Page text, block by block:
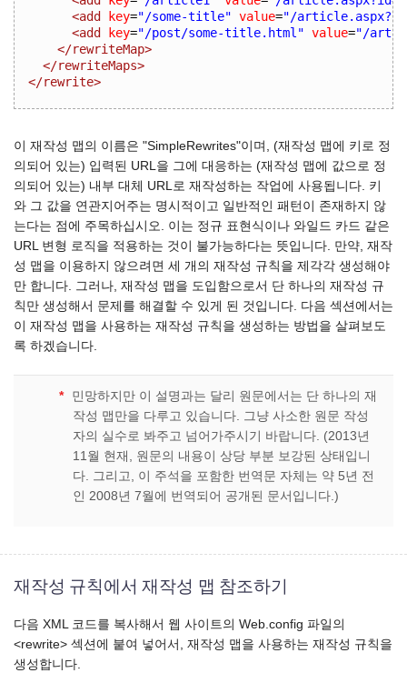
<add
key="/some-title" value="/
<add
key="/post/some-title.html" value="/
</rewriteMap>
</rewriteMaps>
</rewrite>
이 재작성 맵의 이름은 "SimpleRewrites"이며, (재작성 맵에 키로 정
의되어 있는) 입력된 URL을 그에 대응하는 (재작성 맵에 값으로 정
의되어 있는) 내부 대체 URL로 재작성하는 작업에 사용됩니다. 키
와 그 값을 연관지어주는 명시적이고 일반적인 패턴이 존재하지 않
는다는 점에 주목하십시오. 이는 정규 표현식이나 와일드 카드 같은
URL 변형 로직을 적용하는 것이 불가능하다는 뜻입니다. 만약, 재작
성 맵을 이용하지 않으려면 세 개의 재작성 규칙을 제각각 생성해야
만 합니다. 그러나, 재작성 맵을 도입함으로서 단 하나의 재작성 규
칙만 생성해서 문제를 해결할 수 있게 된 것입니다. 다음 섹션에서는
이 재작성 맵을 사용하는 재작성 규칙을 생성하는 방법을 살펴보도
록 하겠습니다.
*
민망하지만 이 설명과는 달리 원문에서는 단 하나의 재
작성 맵만을 다루고 있습니다. 그냥 사소한 원문 작성
자의 실수로 봐주고 넘어가주시기 바랍니다. (2013년
11월 현재, 원문의 내용이 상당 부분 보강된 상태입니
다. 그리고, 이 주석을 포함한 번역문 자체는 약 5년 전
인 2008년 7월에 번역되어 공개된 문서입니다.)
재작성 규칙에서 재작성 맵 참조하기
다음 XML 코드를 복사해서 웹 사이트의 Web.config 파일의
<rewrite> 섹션에 붙여 넣어서, 재작성 맵을 사용하는 재작성 규칙을
생성합니다.